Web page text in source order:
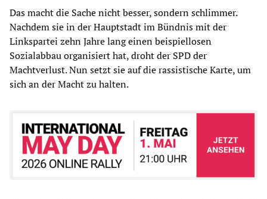
Das macht die Sache nicht besser, sondern schlimmer.
Nachdem sie in der Hauptstadt im Bündnis mit der
Linkspartei zehn Jahre lang einen beispiellosen
Sozialabbau organisiert hat, droht der SPD der
Machtverlust. Nun setzt sie auf die rassistische Karte, um
sich an der Macht zu halten.